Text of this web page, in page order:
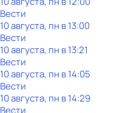
Вести
10 августа, пн в 13:00
Вести
10 августа, пн в 13:21
Вести
10 августа, пн в 14:05
Вести
10 августа, пн в 14:29
Вести